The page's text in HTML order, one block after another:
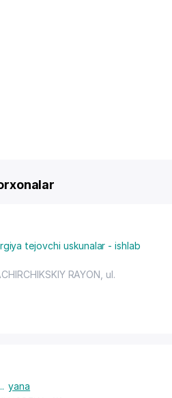
tejovchi uskunalar - ishlab
RAYON ul.
yana